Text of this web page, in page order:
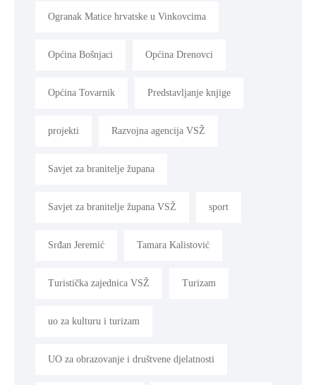
Ogranak Matice hrvatske u Vinkovcima
Općina Bošnjaci Općina Drenovci
Općina Tovarnik Predstavljanje knjige
projekti Razvojna agencija VSŽ
Savjet za branitelje župana
Savjet za branitelje župana VSŽ sport
Srđan Jeremić Tamara Kalistović
Turistička zajednica VSŽ Turizam
uo za kulturu i turizam
UO za obrazovanje i društvene djelatnosti